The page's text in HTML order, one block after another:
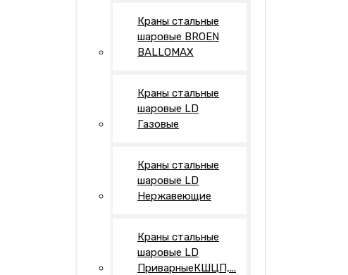
Краны стальные
шаровые BROEN
BALLOMAX
Краны стальные
шаровые LD
Газовые
Краны стальные
шаровые LD
Нержавеющие
Краны стальные
шаровые LD
ПриварныеКШЦП,...